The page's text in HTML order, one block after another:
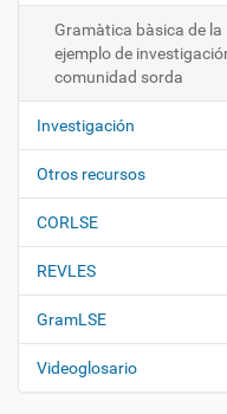
n
Gramàtica bàsica de
ejemplo de
comunidad sorda
Investigación
Otros recursos
CORLSE
REVLES
GramLSE
Videoglosario